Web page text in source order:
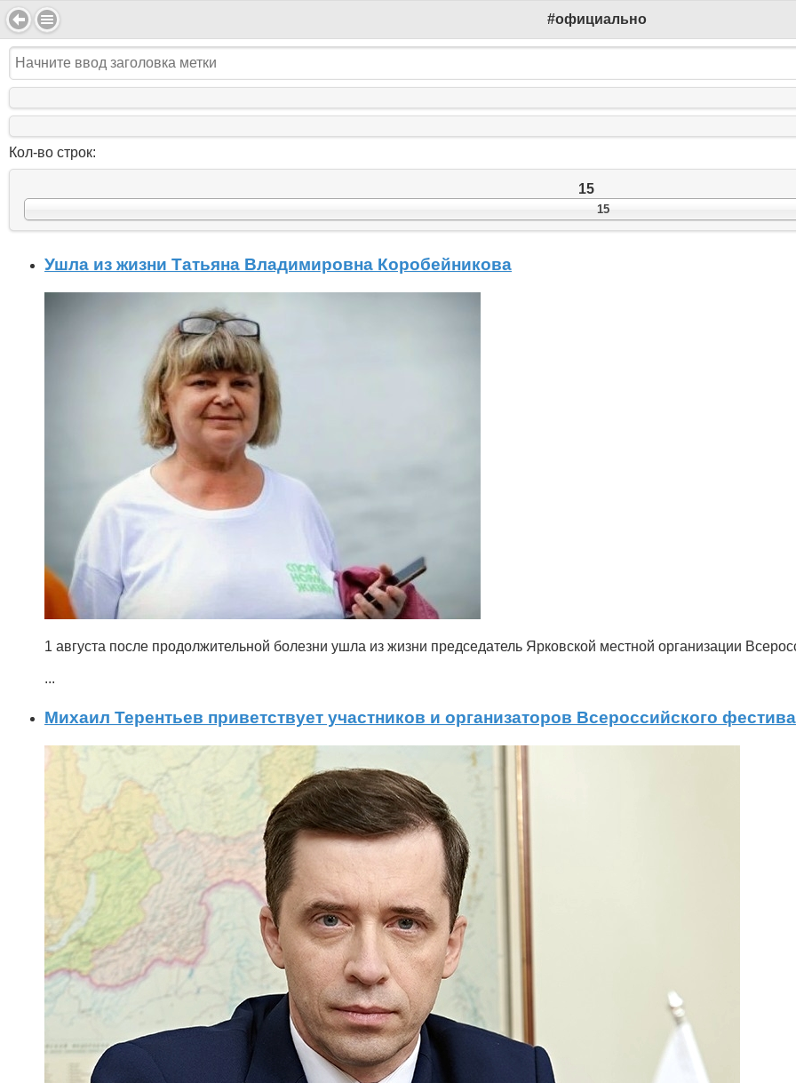
#официально
Кол-во строк:
15
15
Ушла из жизни Татьяна Владимировна Коробейникова
1 августа после продолжительной болезни ушла из жизни председатель Ярковской местной организации
...
Михаил Терентьев приветствует участников и организаторов Всероссийского